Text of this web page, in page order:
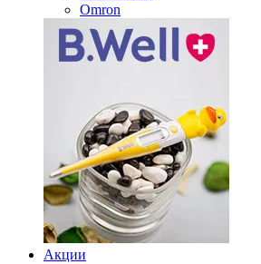
Omron
Акции